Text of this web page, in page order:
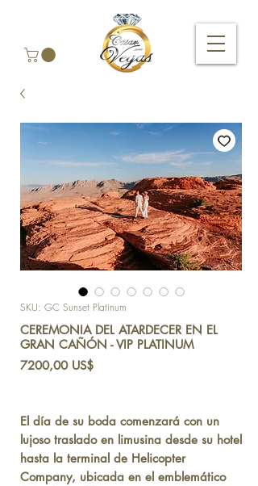
SKU: GC Sunset Platinum
CEREMONIA DEL ATARDECER EN EL
GRAN CAÑÓN - VIP PLATINUM
7200,00 US$Precio
El día de su boda comenzará con un
lujoso traslado en limusina desde su hotel
hasta la terminal de Helicopter
Company, ubicada en el emblemático